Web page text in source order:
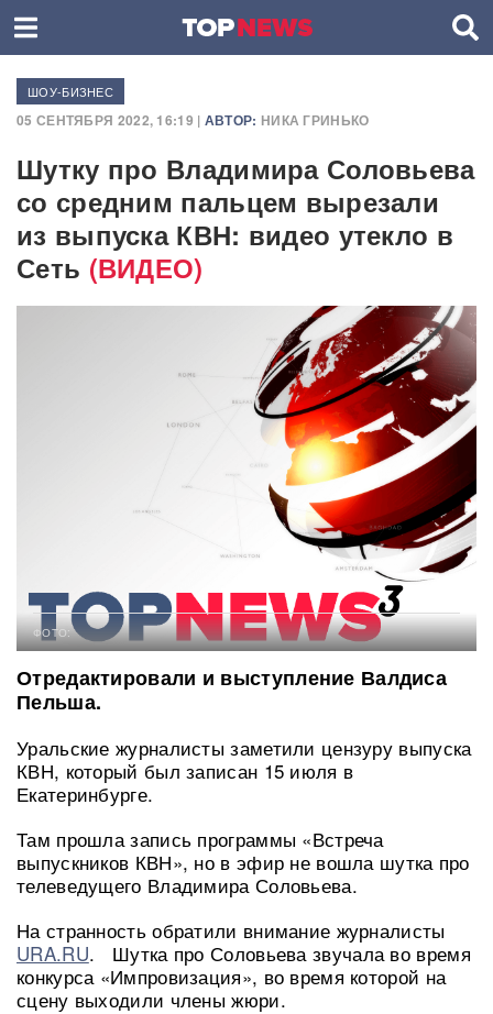
ШОУ-БИЗНЕС
05 СЕНТЯБРЯ 2022, 16:19 | АВТОР: НИКА ГРИНЬКО
Шутку про Владимира Соловьева
со средним пальцем вырезали
из выпуска КВН: видео утекло в
Сеть (ВИДЕО)
ФОТО:
Отредактировали и выступление Валдиса
Пельша.
Уральские журналисты заметили цензуру выпуска
КВН, который был записан 15 июля в
Екатеринбурге.
Там прошла запись программы «Встреча
выпускников КВН», но в эфир не вошла шутка про
телеведущего Владимира Соловьева.
На странность обратили внимание журналисты
URA.RU. Шутка про Соловьева звучала во время
конкурса «Импровизация», во время которой на
сцену выходили члены жюри.